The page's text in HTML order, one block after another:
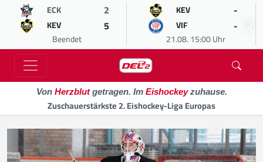
ECK 2
KEV 5
Beendet
KEV -
VIF -
21.08. 15:00 Uhr
Von Herzblutgetragen. Im Eishockeyzuhause.
Zuschauerstärkste 2. Eishockey-Liga Europas